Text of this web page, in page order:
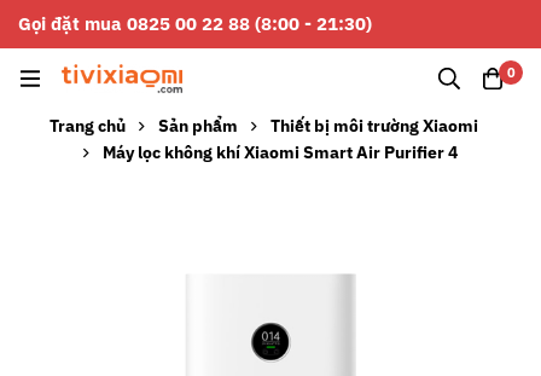
Gọi đặt mua 0825 00 22 88 (8:00 - 21:30)
0
Trang chủ Sản phẩm
Thiết bị môi trường Xiaomi
Máy lọc không khí Xiaomi Smart Air Purifier 4